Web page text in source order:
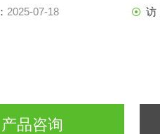
2025-07-18 访
产品咨询